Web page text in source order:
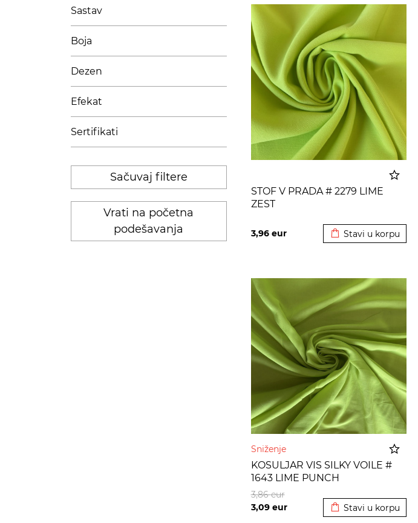
Sastav
Boja
Dezen
Efekat
Sertifikati
Sačuvaj filtere
Vrati na početna
podešavanja
STOF V PRADA # 2279 LIME
ZEST
3,96 eur Stavi u korpu
Sniženje
KOSULJAR VIS SILKY VOILE #
1643 LIME PUNCH
3,09 eur
3,86eur
Stavi u korpu